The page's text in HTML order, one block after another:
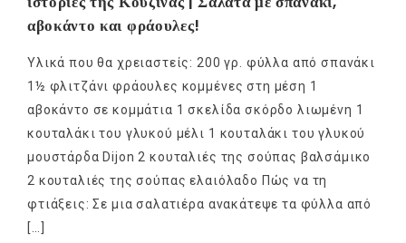
αβοκάντο και φράουλες!
Υλικά που θα χρειαστείς: 200 γρ. φύλλα από σπανάκι
1½ φλιτζάνι φράουλες κομμένες στη μέση 1
αβοκάντο σε κομμάτια 1 σκελίδα σκόρδο λιωμένη 1
κουταλάκι του γλυκού μέλι 1 κουταλάκι του γλυκού
μουστάρδα Dijon 2 κουταλιές της σούπας βαλσάμικο
2 κουταλιές της σούπας ελαιόλαδο Πώς να τη
φτιάξεις: Σε μια σαλατιέρα ανακάτεψε τα φύλλα από
[…]